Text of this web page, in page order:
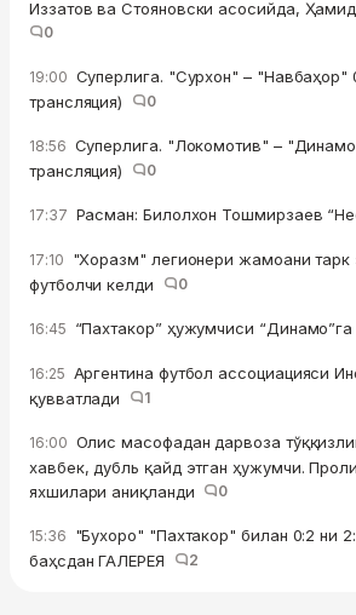
Иззатов ва Стояновски асосийда,
0
19:00 Суперлига. "Сурхон" – "Навбаҳор"
трансляция)
0
18:56 Суперлига. "Локомотив" –
трансляция)
0
17:37 Расман: Билолхон Тошмирзаев
17:10 "Хоразм" легионери жамоани тарк
футболчи келди
0
16:45 “Пахтакор” ҳужумчиси
16:25 Аргентина футбол ассоциацияси
қувватлади
1
16:00 Олис масофадан дарвоза
хавбек, дубль қайд этган ҳужумчи.
яхшилари аниқланди
0
15:36 "Бухоро" "Пахтакор" билан 0:2 ни
баҳсдан ГАЛЕРЕЯ
2